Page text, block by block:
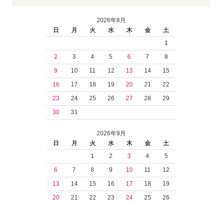
2026年8月
日
月 火 水 木 金
土
1
2
3 4 5 6 7
8
9
10 11 12 13 14
15
16
17 18 19 20 21
22
23
24 25 26 27 28
29
30
31
2026年9月
日
月 火 水 木 金
土
1
2 3 4
5
6
7 8 9 10 11
12
13
14 15 16 17 18
19
20
21 22 23 24 25
26